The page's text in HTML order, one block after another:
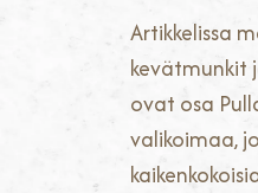
Artikkelissa
kevätmunkit
ovat osa
valikoimaa,